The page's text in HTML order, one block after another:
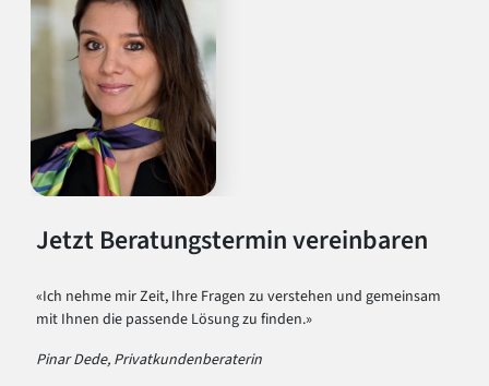
Jetzt Beratungstermin vereinbaren
«Ich nehme mir Zeit, Ihre Fragen zu verstehen und gemeinsam
mit Ihnen die passende Lösung zu finden.»
Pinar Dede, Privatkundenberaterin